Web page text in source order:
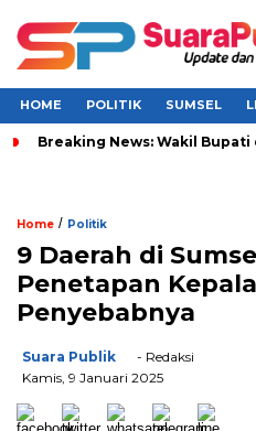
HOME POLITIK SUMSEL
Breaking News: Wakil
Home / Politik
9 Daerah di
Penetapan
Penyebabnya
Suara Publik
- Redaksi
Kamis, 9 Januari 2025